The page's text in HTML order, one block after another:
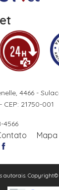
4466 -
21750-001
4566
Copyright©